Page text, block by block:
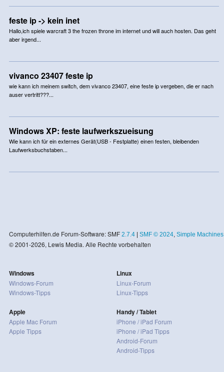
feste ip -> kein inet
Hallo,ich spiele warcraft 3 the frozen throne im internet und will auch hosten. Das geht
aber irgend...
vivanco 23407 feste ip
wie kann ich meinem switch, dem vivanco 23407, eine feste ip vergeben, die er nach
auser vertritt???...
Windows XP: feste laufwerkszueisung
Wie kann ich für ein externes Gerät(USB - Festplatte) einen festen, bleibenden
Laufwerksbuchstaben...
Computerhilfen.de Forum-Software: SMF 2.7.4| SMF © 2024, Simple Machines
© 2001-2026, Lewis Media. Alle Rechte vorbehalten
Windows
Windows-Forum
Windows-Tipps
Apple
Apple Mac Forum
Apple Tipps
Linux
Linux-Forum
Linux-Tipps
Handy / Tablet
iPhone / iPad Forum
iPhone / iPad Tipps
Android-Forum
Android-Tipps